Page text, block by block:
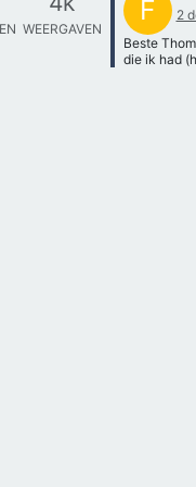
WEERGAVEN
F
2
Beste
die ik had